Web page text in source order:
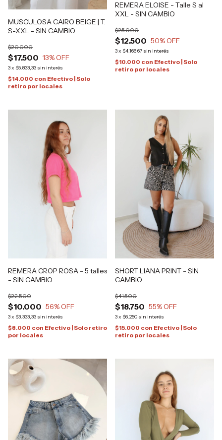
MUSCULOSA CAIRO BEIGE | T.
S-XXL - SIN CAMBIO
$17.500
$20.000
13% OFF
3x $5.833,33 sin interés
$14.000 con Efectivo | Solo
retiro por locales
REMERA ELOISE - Talle S al
XXL - SIN CAMBIO
$12.500
$25.000
50% OFF
3x $4.166,67 sin interés
$10.000 con Efectivo | Solo
retiro por locales
REMERA CROP ROSA - 5 talles
- SIN CAMBIO
$10.000
$22.500
56% OFF
3x $3.333,33 sin interés
$8.000 con Efectivo | Solo retiro
por locales
SHORT LIANA PRINT - SIN
CAMBIO
$18.750
$41.500
55% OFF
3x $6.250 sin interés
$15.000 con Efectivo | Solo
retiro por locales